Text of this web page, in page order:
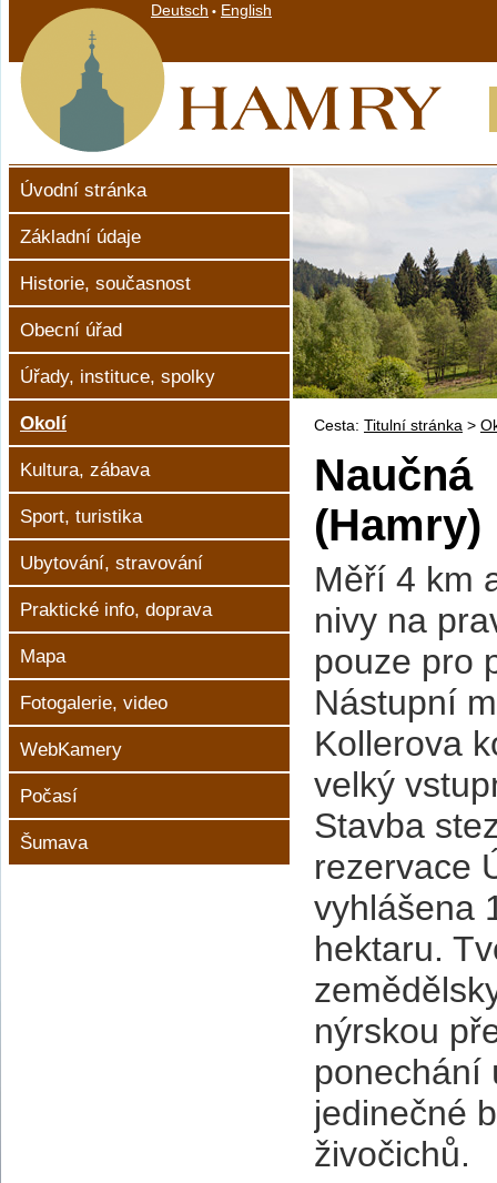
Deutsch • English
Cesta: Titulní stránka >
Úvodní stránka
Základní údaje
Historie, současnost
Obecní úřad
Úřady, instituce, spolky
Okolí
Kultura, zábava
Sport, turistika
Ubytování, stravování
Praktické info, doprava
Mapa
Fotogalerie, video
WebKamery
Počasí
Šumava
(Hamry)
Měří 4 km
nivy na
pouze pro
Nástupní
Kollerova
velký
Stavba
rezervace
vyhlášena
hektaru.
nýrskou
ponechání
jedinečné
živočichů.